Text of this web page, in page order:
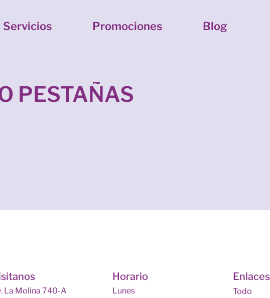
Servicios Promociones Blog
PESTAÑAS
La Molina 740-A
Horario
Lunes
Enlaces
Todo